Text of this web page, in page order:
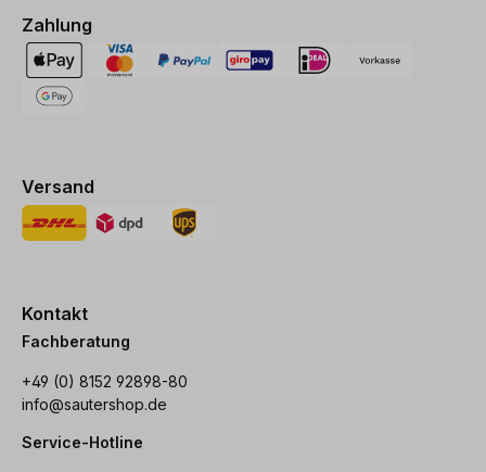
Zahlung
Versand
Kontakt
Fachberatung
+49 (0) 8152 92898-80
info@sautershop.de
Service-Hotline